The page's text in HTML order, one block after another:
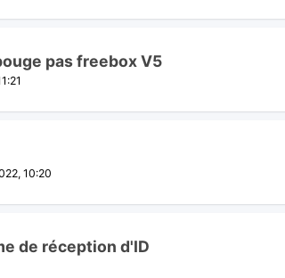
pas freebox V5
10:20
de réception d'ID